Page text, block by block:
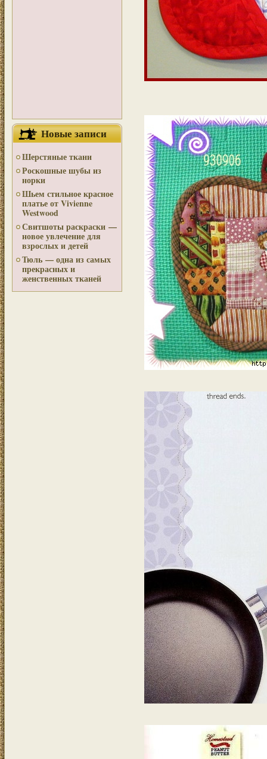
Новые записи
Шерстяные ткани
Роскошные шубы из
норки
Шьем стильное красное
платье от Vivienne
Westwood
Свитшоты раскраски —
новое увлечение для
взрослых и детей
Тюль — одна из самых
прекрасных и
женственных тканей